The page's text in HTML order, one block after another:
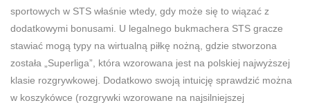
sportowych w STS właśnie wtedy, gdy może się to wiązać z
dodatkowymi bonusami. U legalnego bukmachera STS gracze
stawiać mogą typy na wirtualną piłkę nożną, gdzie stworzona
została „Superliga”, która wzorowana jest na polskiej najwyższej
klasie rozgrywkowej. Dodatkowo swoją intuicję sprawdzić można
w koszykówce (rozgrywki wzorowane na najsilniejszej